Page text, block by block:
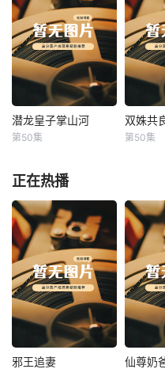
潜龙皇子掌山河
潜龙皇子掌山河
第50集
双姝
双姝共
第50集
正在热播
热播
邪王追妻 热播
仙尊奶